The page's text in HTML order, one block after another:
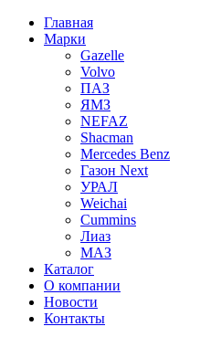
Главная
Марки
Gazelle
Volvo
ПАЗ
ЯМЗ
NEFAZ
Shacman
Mercedes Benz
Газон Next
УРАЛ
Weichai
Cummins
Лиаз
МАЗ
Каталог
О компании
Новости
Контакты